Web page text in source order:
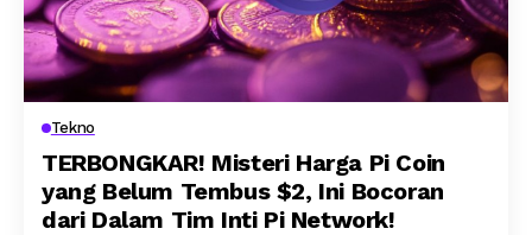
Tekno
TERBONGKAR! Misteri Harga Pi Coin
yang Belum Tembus $2, Ini Bocoran
dari Dalam Tim Inti Pi Network!